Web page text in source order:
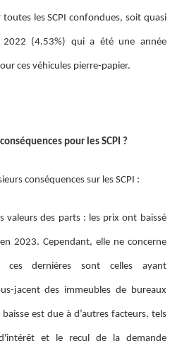
les SCPI confondues, soit quasi
(4.53%) qui a été une année
ces véhicules pierre-papier.
pour les SCPI ?
conséquences sur les SCPI :
valeurs des parts : les prix ont baissé
2023. Cependant, elle ne concerne
dernières sont celles ayant
jacent des immeubles de bureaux
est due à d’autres facteurs, tels
et le recul de la demande